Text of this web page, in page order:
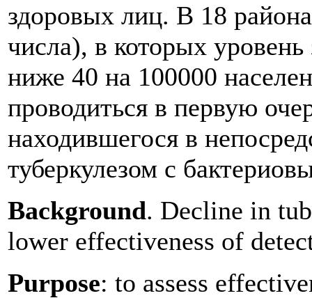
здоровых лиц. В 18
числа), в которых уровень
ниже 40 на 100000
проводиться в первую
находившегося в
туберкулезом с
Background. Decline in
lower effectiveness of
Purpose: to assess